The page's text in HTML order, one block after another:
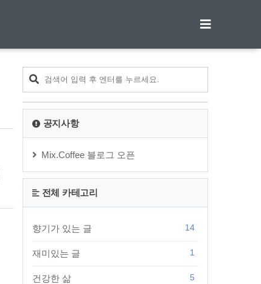
공지사항
Mix.Coffee 블로그 오픈
전체 카테고리
향기가 있는 글 14
재미있는 글 1
건강한 삶 5